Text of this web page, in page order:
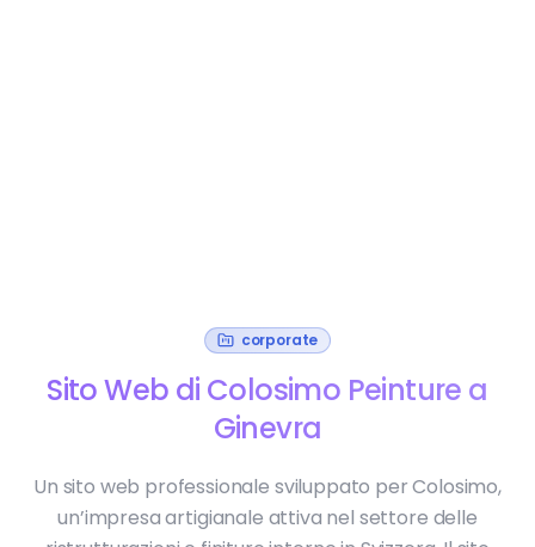
corporate
Sito Web di Colosimo Peinture a
Ginevra
Un sito web professionale sviluppato per Colosimo,
un’impresa artigianale attiva nel settore delle